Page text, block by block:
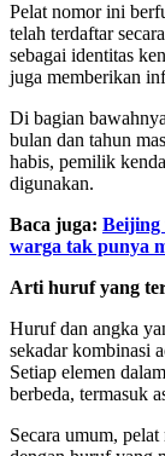
Pelat nomor ini
telah terdaftar
sebagai identitas
juga memberikan
Di bagian
bulan dan tahun
habis, pemilik
digunakan.
Baca juga: Beijing
warga tak punya
Arti huruf yang
Huruf dan angka
sekadar kombinasi
Setiap elemen
berbeda, termasuk
Secara umum,